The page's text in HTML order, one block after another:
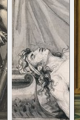
ดูรายละเอียด